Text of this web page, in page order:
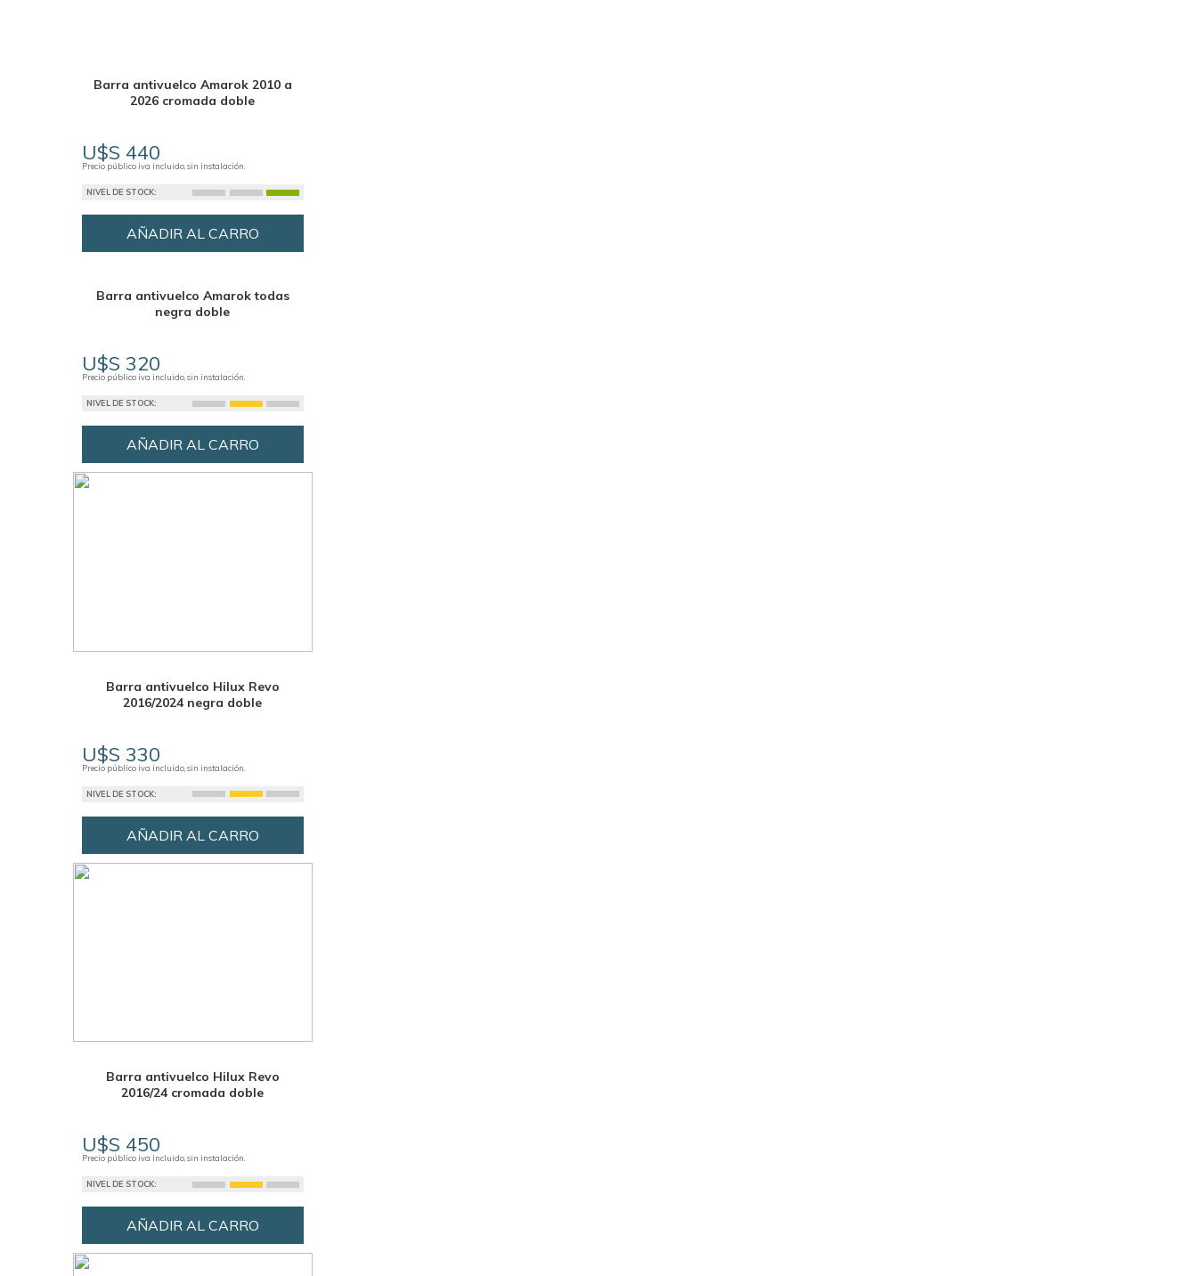
Barra antivuelco Amarok 2010 a
2026 cromada doble
U$S 440
Precio público iva incluido, sin instalación.
NIVEL DE STOCK:
AÑADIR AL CARRO
Barra antivuelco Amarok todas
negra doble
U$S 320
Precio público iva incluido, sin instalación.
NIVEL DE STOCK:
AÑADIR AL CARRO
Barra antivuelco Hilux Revo
2016/2024 negra doble
U$S 330
Precio público iva incluido, sin instalación.
NIVEL DE STOCK:
AÑADIR AL CARRO
Barra antivuelco Hilux Revo
2016/24 cromada doble
U$S 450
Precio público iva incluido, sin instalación.
NIVEL DE STOCK:
AÑADIR AL CARRO